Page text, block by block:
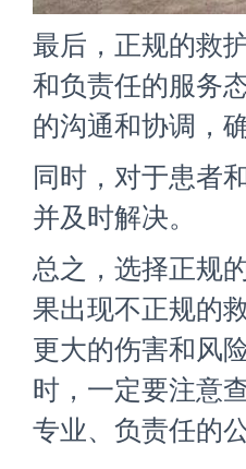
最后，正规的救
和负责任的服务
的沟通和协调，
同时，对于患者
并及时解决。
总之，选择正规
果出现不正规的
更大的伤害和风
时，一定要注意
专业、负责任的